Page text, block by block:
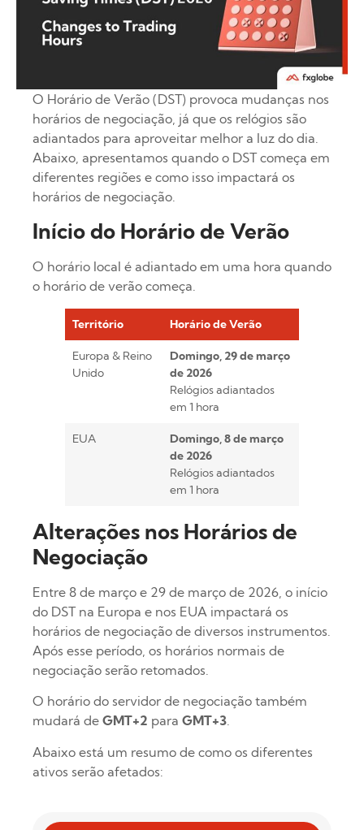
O Horário de Verão (DST) provoca mudanças nos
horários de negociação, já que os relógios são
adiantados para aproveitar melhor a luz do dia.
Abaixo, apresentamos quando o DST começa em
diferentes regiões e como isso impactará os
horários de negociação.
Início do Horário de Verão
O horário local é adiantado em uma hora quando
o horário de verão começa.
Território Horário de Verão
Europa & Reino
Unido
Domingo, 29 de março
de 2026
Relógios adiantados
em 1 hora
EUA
Domingo, 8 de março
de 2026
Relógios adiantados
em 1 hora
Alterações nos Horários de
Negociação
Entre 8 de março e 29 de março de 2026, o início
do DST na Europa e nos EUA impactará os
horários de negociação de diversos instrumentos.
Após esse período, os horários normais de
negociação serão retomados.
O horário do servidor de negociação também
mudará de GMT+2 para GMT+3.
Abaixo está um resumo de como os diferentes
ativos serão afetados: